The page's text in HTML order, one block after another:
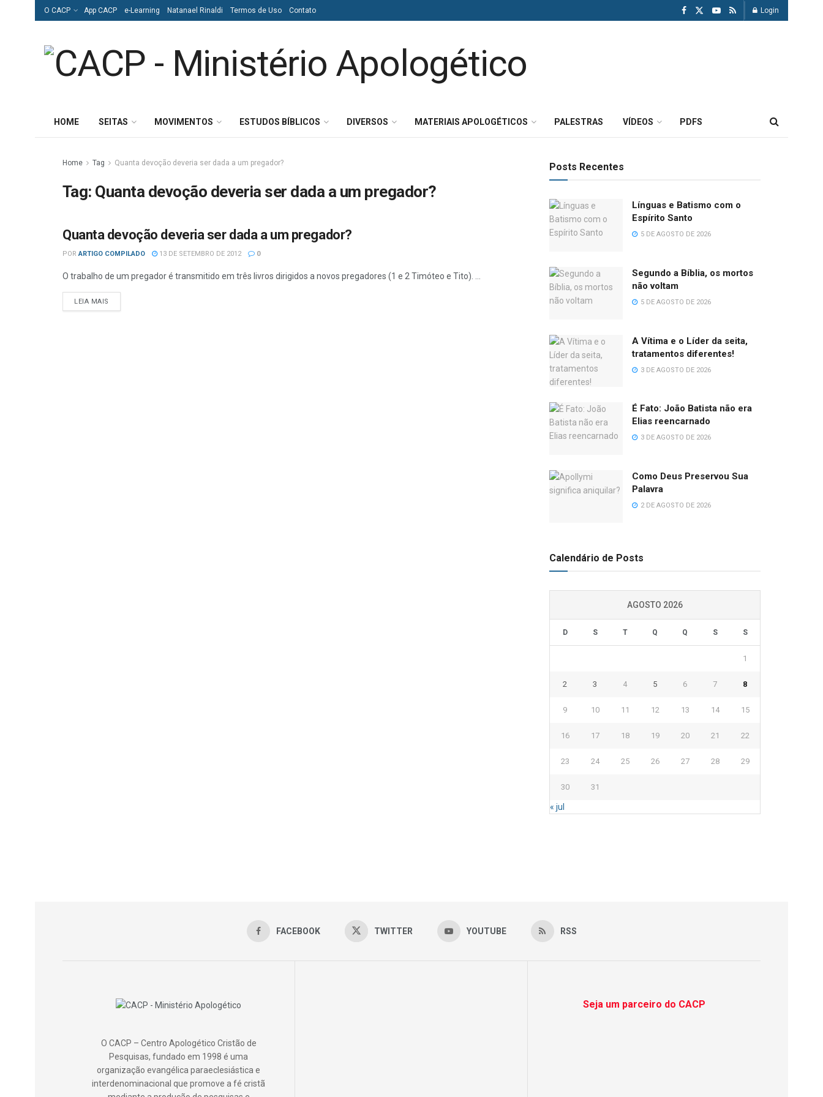
O CACP App CACP e-Learning Natanael Rinaldi Termos de Uso Contato Login
HOME SEITAS MOVIMENTOS ESTUDOS BÍBLICOS DIVERSOS MATERIAIS APOLOGÉTICOS PALESTRAS VÍDEOS PDFS
Home Tag Quanta devoção deveria ser dada a um pregador?
Tag: Quanta devoção deveria ser dada a um pregador?
ESTUDOS BÍBLICOS
Quanta devoção deveria ser dada a um pregador?
POR ARTIGO COMPILADO 13 DE SETEMBRO DE 2012 0
O trabalho de um pregador é transmitido em três livros dirigidos a novos pregadores (1 e 2 Timóteo e Tito). ...
LEIA MAIS
Posts Recentes
Línguas e Batismo com o
Espírito Santo
5 DE AGOSTO DE 2026
Segundo a Bíblia, os mortos
não voltam
5 DE AGOSTO DE 2026
A Vítima e o Líder da seita,
tratamentos diferentes!
3 DE AGOSTO DE 2026
É Fato: João Batista não era
Elias reencarnado
3 DE AGOSTO DE 2026
Como Deus Preservou Sua
Palavra
2 DE AGOSTO DE 2026
Calendário de Posts
AGOSTO 2026
D S T Q Q S S
1
2 3 4 5 6 7 8
9 10 11 12 13 14 15
16 17 18 19 20 21 22
23 24 25 26 27 28 29
30 31
« jul
FACEBOOK TWITTER YOUTUBE RSS
O CACP – Centro Apologético Cristão de
Pesquisas, fundado em 1998 é uma
organização evangélica paraeclesiástica e
interdenominacional que promove a fé cristã
Seja um parceiro do CACP